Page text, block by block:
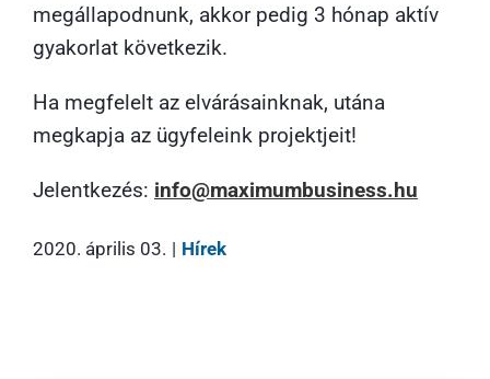
megállapodnunk, akkor pedig 3 hónap aktív
gyakorlat következik.
Ha megfelelt az elvárásainknak, utána
megkapja az ügyfeleink projektjeit!
Jelentkezés: info@maximumbusiness.hu
2020. április 03. | Hírek